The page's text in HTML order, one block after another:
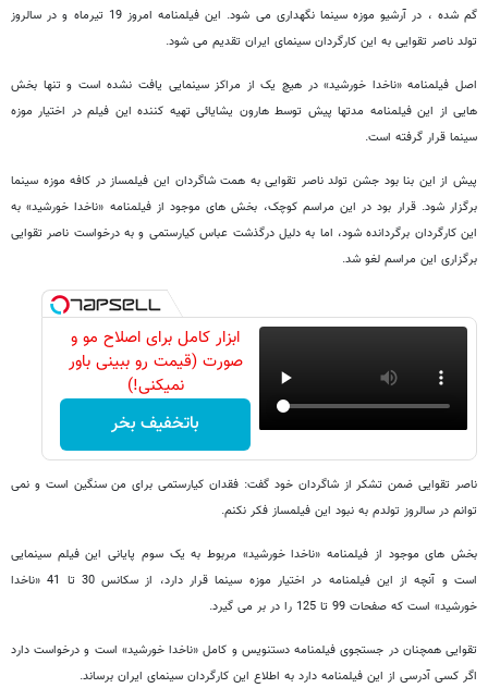
گم شده ، در آرشیو موزه سینما نگهداری می شود. این فیلمنامه امروز 19 تیرماه و در سالروز
تولد ناصر تقوایی به این کارگردان سینمای ایران تقدیم می شود.
اصل فیلمنامه «ناخدا خورشید» در هیچ یک از مراکز سینمایی یافت نشده است و تنها بخش
هایی از این فیلمنامه مدتها پیش توسط هارون یشایائی تهیه کننده این فیلم در اختیار موزه
سینما قرار گرفته است.
پیش از این بنا بود جشن تولد ناصر تقوایی به همت شاگردان این فیلمساز در کافه موزه سینما
برگزار شود. قرار بود در این مراسم کوچک، بخش های موجود از فیلمنامه «ناخدا خورشید» به
این کارگردان برگردانده شود، اما به دلیل درگذشت عباس کیارستمی و به درخواست ناصر تقوایی
برگزاری این مراسم لغو شد.
ابزار کامل برای اصلاح مو و
صورت (قیمت رو ببینی باور
نمیکنی!)
باتخفیف بخر
ناصر تقوایی ضمن تشکر از شاگردان خود گفت: فقدان کیارستمی برای من سنگین است و نمی
توانم در سالروز تولدم به نبود این فیلمساز فکر نکنم.
بخش های موجود از فیلمنامه «ناخدا خورشید» مربوط به یک سوم پایانی این فیلم سینمایی
است و آنچه از این فیلمنامه در اختیار موزه سینما قرار دارد، از سکانس 30 تا 41 «ناخدا
خورشید» است که صفحات 99 تا 125 را در بر می گیرد.
تقوایی همچنان در جستجوی فیلمنامه دستنویس و کامل «ناخدا خورشید» است و درخواست دارد
اگر کسی آدرسی از این فیلمنامه دارد به اطلاع این کارگردان سینمای ایران برساند.